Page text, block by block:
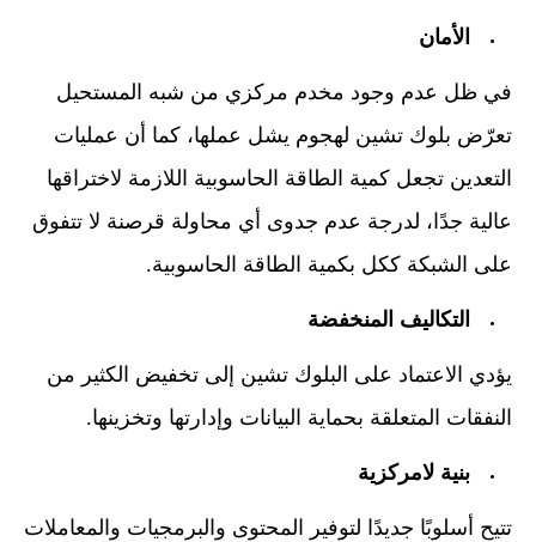
الأمان
في ظل عدم وجود مخدم مركزي من شبه المستحيل
تعرّض بلوك تشين لهجوم يشل عملها، كما أن عمليات
التعدين تجعل كمية الطاقة الحاسوبية اللازمة لاختراقها
عالية جدًا، لدرجة عدم جدوى أي محاولة قرصنة لا تتفوق
على الشبكة ككل بكمية الطاقة الحاسوبية.
التكاليف المنخفضة
يؤدي الاعتماد على البلوك تشين إلى تخفيض الكثير من
النفقات المتعلقة بحماية البيانات وإدارتها وتخزينها.
بنية لامركزية
تتيح أسلوبًا جديدًا لتوفير المحتوى والبرمجيات والمعاملات